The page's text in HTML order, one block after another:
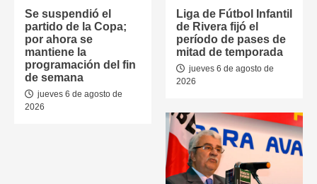
Se suspendió el
partido de la Copa;
por ahora se
mantiene la
programación del fin
de semana
jueves 6 de agosto de
2026
Liga de Fútbol Infantil
de Rivera fijó el
período de pases de
mitad de temporada
jueves 6 de agosto de
2026